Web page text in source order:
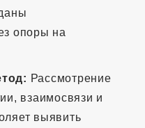
опоры на
Рассмотрение
взаимосвязи и
выявить